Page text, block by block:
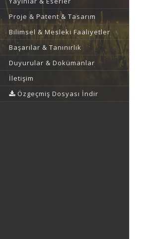
Proje & Patent & Tasarım
Bilimsel & Mesleki Faaliyetler
Başarılar & Tanınırlık
Duyurular & Dokümanlar
İletişim
Özgeçmiş Dosyası İndir